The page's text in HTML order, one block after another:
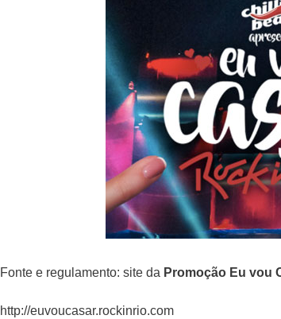
Fonte e regulamento: site da Promoção Eu vou
http://euvoucasar.rockinrio.com